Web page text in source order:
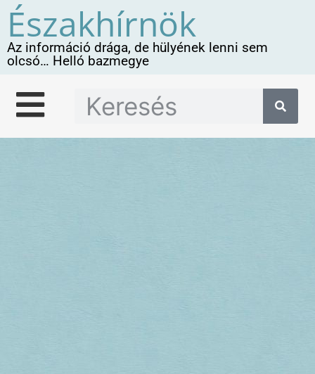
Északhírnök
Az információ drága, de hülyének lenni sem
olcsó… Helló bazmegye